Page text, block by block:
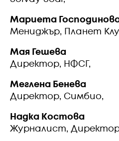
Мариета
Мениджър, Планет
Мая Гешева
Директор, НФСГ,
Меглена Бенева
Директор, Симбио,
Надка Костова
Журналист,